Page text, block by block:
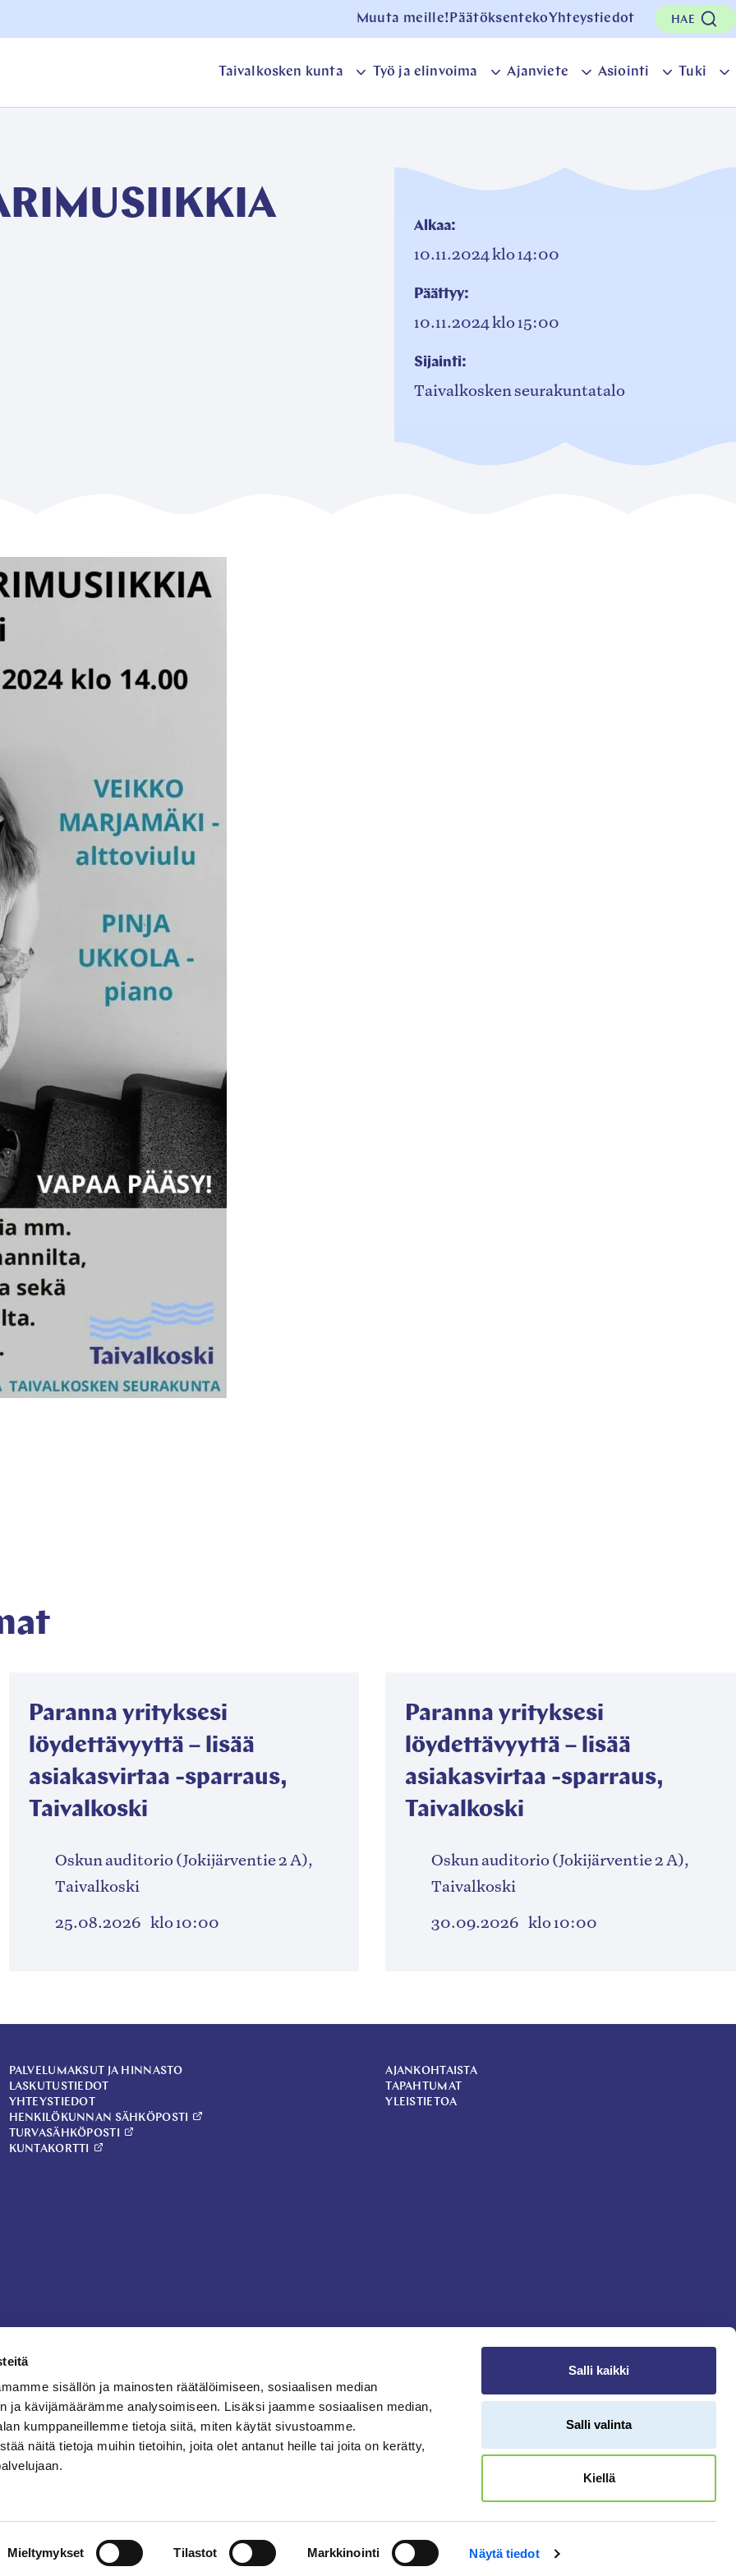
sisällön ja mainosten räätälöimiseen, sosiaalisen median
ja kävijämäärämme analysoimiseen. Lisäksi jaamme sosiaalisen median,
kumppaneillemme tietoja siitä, miten käytät sivustoamme.
näitä tietoja muihin tietoihin, joita olet antanut heille tai joita on kerätty,
Mieltymykset Tilastot Markkinointi Näytä tiedot
Salli kaikki
Salli valinta
Kiellä
Muuta meille!PäätöksentekoYhteystiedot HAE
Taivalkosken kunta
Taivalkosken
kunta
alavalikko
Työ ja elinvoima
Työ
ja
alavalikko
Ajanviete
osion
Asiointi
osion
Tuki
Alkaa:
10.11.2024klo 14:00
Päättyy:
10.11.2024klo 15:00
Sijainti:
Taivalkosken seurakuntatalo
isanpaivan-
Paranna yrityksesi
löydettävyyttä – lisää
asiakasvirtaa -sparraus,
Taivalkoski
Oskun auditorio (Jokijärventie 2 A),
Taivalkoski
25.08.2026 klo 10:00
Paranna yrityksesi
löydettävyyttä – lisää
asiakasvirtaa -sparraus,
Taivalkoski
Oskun auditorio (Jokijärventie 2 A),
Taivalkoski
30.09.2026 klo 10:00
PALVELUMAKSUT JA HINNASTO
LASKUTUSTIEDOT
YHTEYSTIEDOT
HENKILÖKUNNAN SÄHKÖPOSTI
TURVASÄHKÖPOSTI
KUNTAKORTTI
AJANKOHTAISTA
TAPAHTUMAT
YLEISTIETOA